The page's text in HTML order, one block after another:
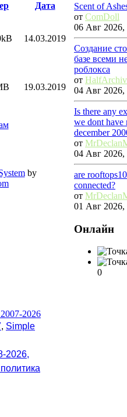
Дата
14.03.2019
19.03.2019
by
Scent of
от ComDoll
06 Авг 2026,
Создание
базе всеми
роблокса
от
04 Авг 2026,
Is there any
we dont have
december
от
04 Авг 2026,
are
connected?
от
01 Авг 2026,
Онлайн
0
2026
, Simple
2026,